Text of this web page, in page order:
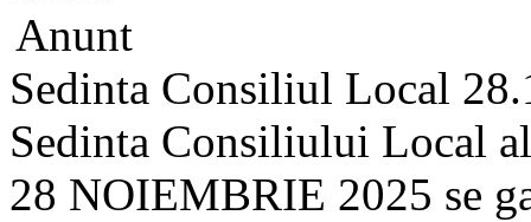
Sedinta Consiliul Local
Sedinta Consiliului Local
28 NOIEMBRIE 2025 se